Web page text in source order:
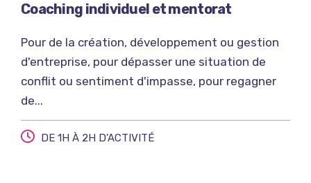
Coaching individuel et mentorat
Pour de la création, développement ou gestion
d'entreprise, pour dépasser une situation de
conflit ou sentiment d'impasse, pour regagner
de...
DE 1H À 2H D'ACTIVITÉ